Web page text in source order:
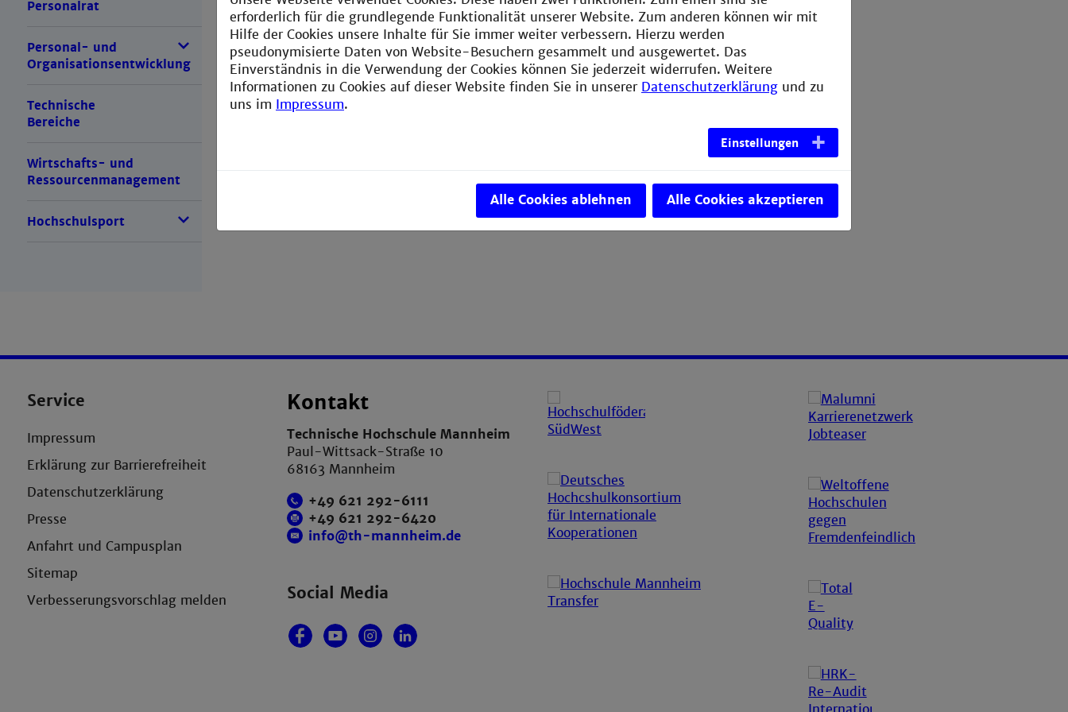
Personalrat
Personal- und
Organisationsentwicklung
Technische
Bereiche
Wirtschafts- und
Ressourcenmanagement
Hochschulsport
Service
Impressum
Erklärung zur Barrierefreiheit
Datenschutzerklärung
Presse
Anfahrt und Campusplan
Sitemap
Verbesserungsvorschlag melden
Kontakt
Technische Hochschule Mannheim
Paul-Wittsack-Straße 10
68163 Mannheim
+49 621 292-6111
+49 621 292-6420
info@th-mannheim.de
Social Media
erforderlich für die grundlegende Funktionalität unserer Website. Zum anderen können wir mit
Hilfe der Cookies unsere Inhalte für Sie immer weiter verbessern. Hierzu werden
pseudonymisierte Daten von Website-Besuchern gesammelt und ausgewertet. Das
Einverständnis in die Verwendung der Cookies können Sie jederzeit widerrufen. Weitere
Informationen zu Cookies auf dieser Website finden Sie in unserer Datenschutzerklärung und zu
uns im Impressum.
Einstellungen
Alle Cookies ablehnen Alle Cookies akzeptieren